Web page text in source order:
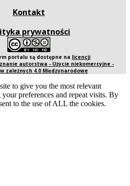
Kontakt
prywatności
portalu są dostępne na licencji
autorstwa - Użycie niekomercyjne -
zależnych 4.0 Międzynarodowe
to give you the most relevant
preferences and repeat visits. By
to the use of ALL the cookies.